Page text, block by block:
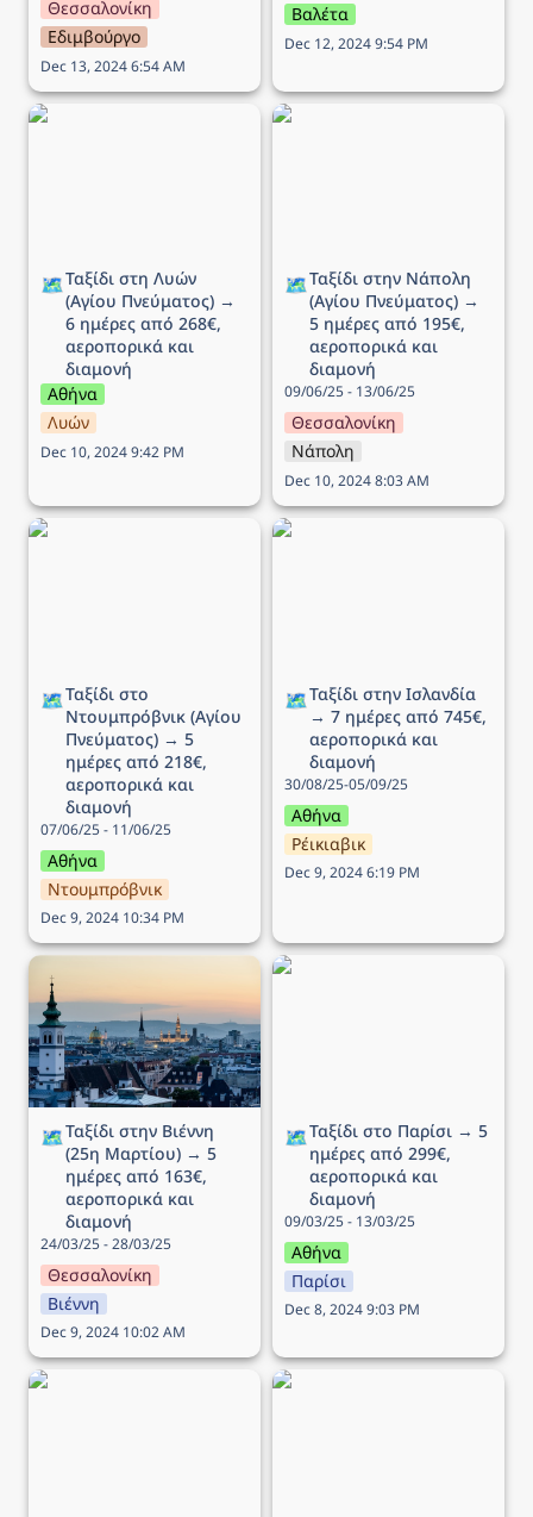
Θεσσαλονίκη
Εδιμβούργο
Dec 13, 2024 6:54 AM
Βαλέτα
Dec 12, 2024 9:54 PM
Ταξίδι στη Λυών (Αγίου
🗺️Ταξίδι στη Λυών
(Αγίου Πνεύματος) →
6 ημέρες από 268€,
αεροπορικά και
διαμονή
Αθήνα
Λυών
Dec 10, 2024 9:42 PM
Ταξίδι στην Νάπολη
🗺️Ταξίδι στην Νάπολη
(Αγίου Πνεύματος) →
5 ημέρες από 195€,
αεροπορικά και
διαμονή
09/06/25 - 13/06/25
Θεσσαλονίκη
Νάπολη
Dec 10, 2024 8:03 AM
Ταξίδι στο Ντουμπρόβνικ
🗺️Ταξίδι στο
Ντουμπρόβνικ (Αγίου
Πνεύματος) → 5
ημέρες από 218€,
αεροπορικά και
διαμονή
07/06/25 - 11/06/25
Αθήνα
Ντουμπρόβνικ
Dec 9, 2024 10:34 PM
Ταξίδι στην Ισλανδία → 7
🗺️Ταξίδι στην Ισλανδία
→ 7 ημέρες από 745€,
αεροπορικά και
διαμονή
30/08/25-05/09/25
Αθήνα
Ρέικιαβικ
Dec 9, 2024 6:19 PM
Ταξίδι στην Βιέννη (25η
Μαρτίου) → 5 ημέρες
από 163€, αεροπορικά
και διαμονή
🗺️Ταξίδι στην Βιέννη
(25η Μαρτίου) → 5
ημέρες από 163€,
αεροπορικά και
διαμονή
24/03/25 - 28/03/25
Θεσσαλονίκη
Βιέννη
Dec 9, 2024 10:02 AM
Ταξίδι στο Παρίσι → 5
🗺️Ταξίδι στο Παρίσι → 5
ημέρες από 299€,
αεροπορικά και
διαμονή
09/03/25 - 13/03/25
Αθήνα
Παρίσι
Dec 8, 2024 9:03 PM
Ταξίδι στην Στοκχόλμη →
Ταξίδι στην Κοπεγχάγη →